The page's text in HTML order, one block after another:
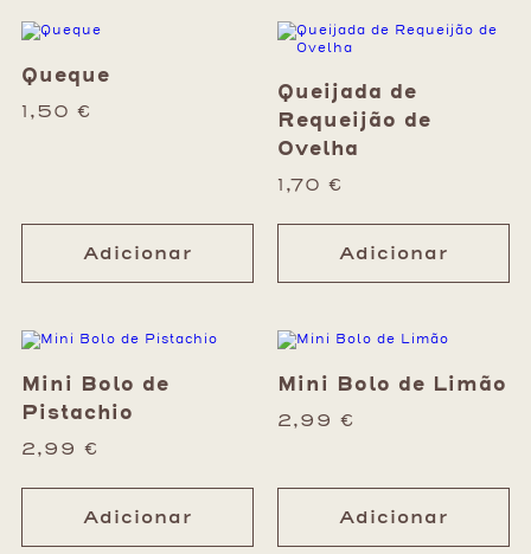
Queque
1,50 €
Adicionar
Queijada de
Requeijão de
Ovelha
1,70 €
Adicionar
Mini Bolo de
Pistachio
2,99 €
Adicionar
Mini Bolo de Limão
2,99 €
Adicionar